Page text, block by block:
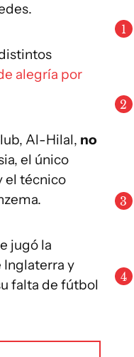
alegría por
Al-Hilal, no
el único
el técnico
jugó la
Inglaterra y
falta de fútbol